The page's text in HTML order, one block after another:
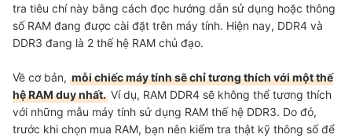
tra tiêu chí này bằng cách đọc hướng dẫn sử dụng hoặc thông
số RAM đang được cài đặt trên máy tính. Hiện nay, DDR4 và
DDR3 đang là 2 thế hệ RAM chủ đạo.
Về cơ bản, mỗi chiếc máy tính sẽ chỉ tương thích với một thế
hệ RAM duy nhất. Ví dụ, RAM DDR4 sẽ không thể tương thích
với những mẫu máy tính sử dụng RAM thế hệ DDR3. Do đó,
trước khi chọn mua RAM, bạn nên kiểm tra thật kỹ thông số để